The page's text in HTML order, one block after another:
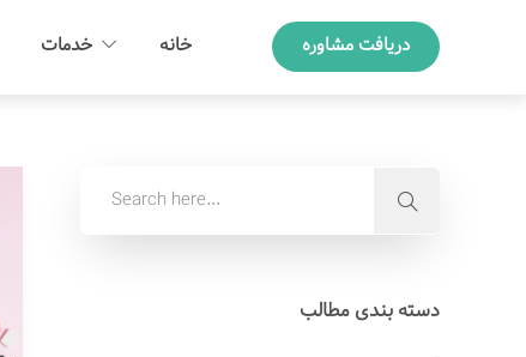
خانه خدمات دریافت مشاوره
دسته بندی مطالب